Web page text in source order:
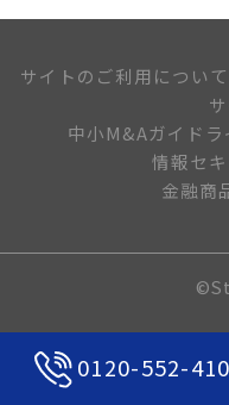
0120-552-410
サイトのご利用について
中小M&Aガイド
情報セ
金融商